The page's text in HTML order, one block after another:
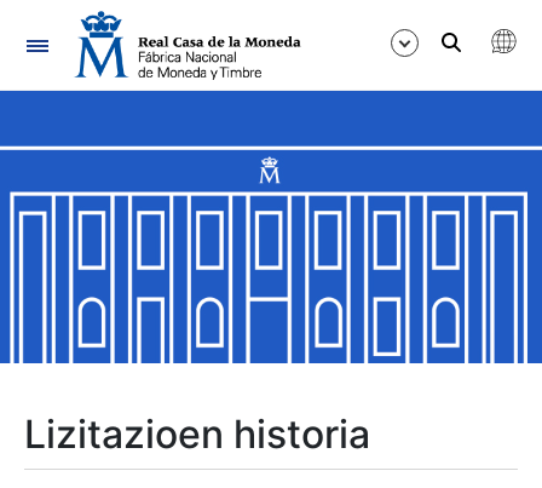
Nabigazioa
Erakutsi/Ezkutatu
Erakutsi/Ezkutatu
Erakutsi/Ezkutatu
Lizitazioen historia